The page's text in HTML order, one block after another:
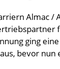
Almac /
ging
bevor nun